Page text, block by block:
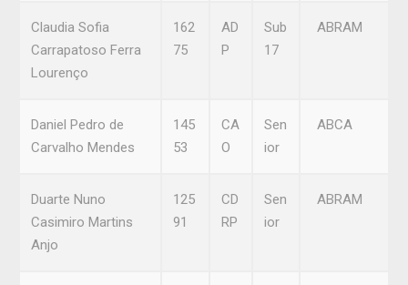
Claudia Sofia
Carrapatoso Ferra
Lourenço
162
75
AD
P
Sub
17
ABRAM
Daniel Pedro de
Carvalho Mendes
145
53
CA
O
Sen
ior
ABCA
Duarte Nuno
Casimiro Martins
Anjo
125
91
CD
RP
Sen
ior
ABRAM